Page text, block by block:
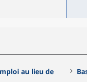
au lieu de